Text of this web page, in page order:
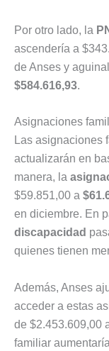
Por otro lado, la
ascendería a
de Anses y
$584.616,93.
Asignaciones
Las asignaciones
actualizarán en
manera, la
$59.851,00 a
en diciembre. En
discapacidad
quienes tienen
Además, Anses
acceder a estas
de $2.453.609,00
familiar